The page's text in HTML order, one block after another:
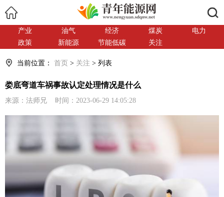
产业 油气 经济 煤炭
电力
政策
新能源 节能低碳 关注
当前位置： 首页 > 关注 > 列表
娄底弯道车祸事故认定处理情况是什么
来源：法师兄 时间：2023-06-29 14:05:28